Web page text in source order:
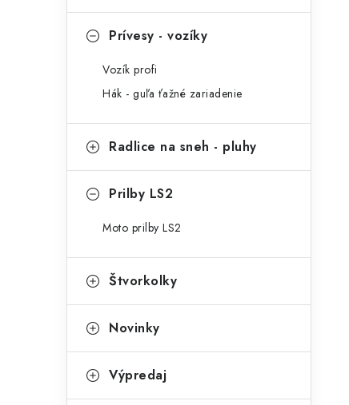
Prívesy - vozíky
Vozík profi
Hák - guľa ťažné zariadenie
Radlice na sneh - pluhy
Prilby LS2
Moto prilby LS2
Štvorkolky
Novinky
Výpredaj